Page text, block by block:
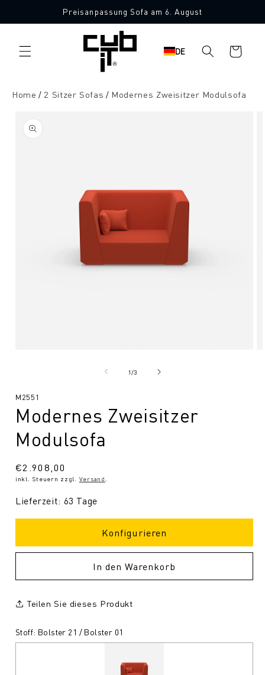
Inhalt
Preisanpassung Sofa am 6. August
DE Warenkorb
Home 2 Sitzer Sofas Modernes Zweisitzer Modulsofa
1/von
3
Made in Germany 🖤
SKU:
M2551
Modernes Zweisitzer
Modulsofa
Normaler
Preis
€2.908,00
inkl. Steuern zzgl. Versand
Lieferzeit: 63 Tage
Konfigurieren
In den Warenkorb
Teilen Sie dieses Produkt
Stoff: Bolster 21 / Bolster 01